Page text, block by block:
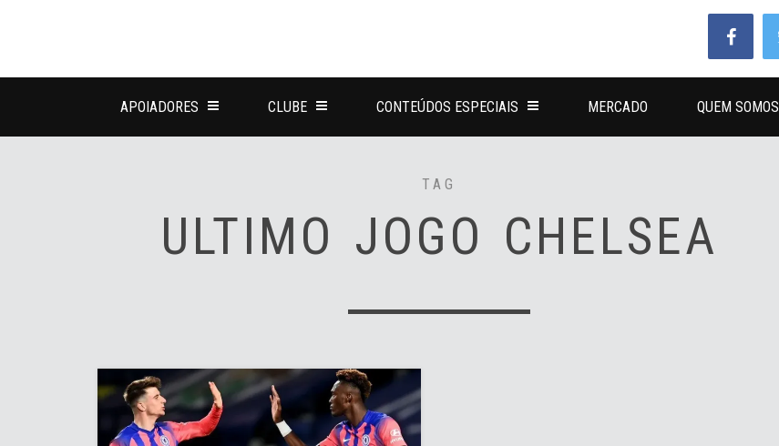
APOIADORES CLUBE CONTEÚDOS ESPECIAIS MERCADO QUEM SOMOS
TAG
ULTIMO JOGO CHELSEA